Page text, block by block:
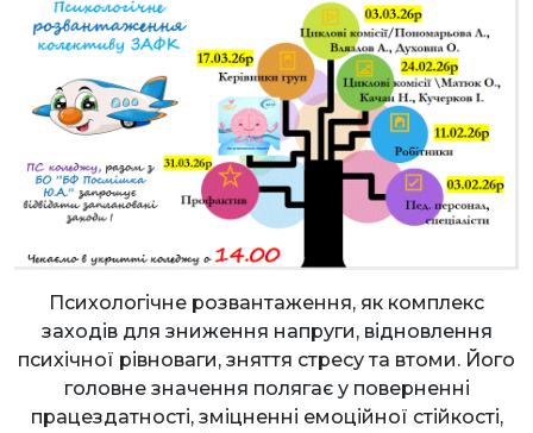
Психологічне розвантаження, як комплекс
заходів для зниження напруги, відновлення
психічної рівноваги, зняття стресу та втоми. Його
головне значення полягає у поверненні
працездатності, зміцненні емоційної стійкості,